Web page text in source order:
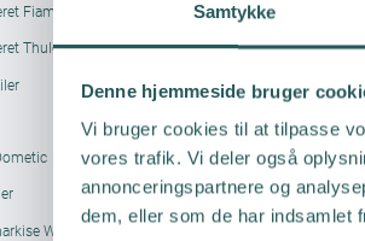
Samtykke
Denne hjemmeside bruger
Vi bruger cookies til at tilpasse
vores trafik. Vi deler også
annonceringspartnere og
dem, eller som de har indsamlet
Fiamma
Thule
Wecamp